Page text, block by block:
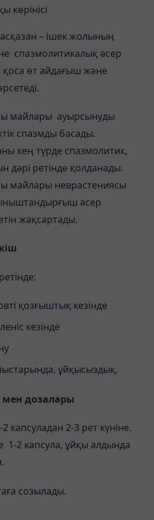
көрінісі
асқазан – ішек жолының
спазмолитикалық әсер
қоса өт айдағыш және
майлары ауырсынуды
спазмды басады.
кең түрде спазмолитик,
дәрі ретінде қолданады.
майлары неврастениясы
әсер
жақсартады.
қозғыштық кезінде
кезінде
ұйқысыздық.
мен дозалары
капсуладан 2-3 рет күніне.
1-2 капсула, ұйқы алдында
созылады.